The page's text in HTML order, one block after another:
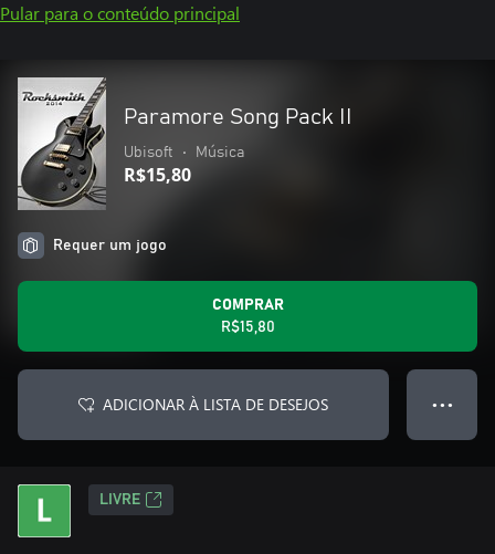
Pular para o conteúdo principal
Paramore Song Pack II
Ubisoft • Música
R$15,80
Requer um jogo
COMPRAR
R$15,80
ADICIONAR À LISTA DE DESEJOS ● ● ●
LIVRE